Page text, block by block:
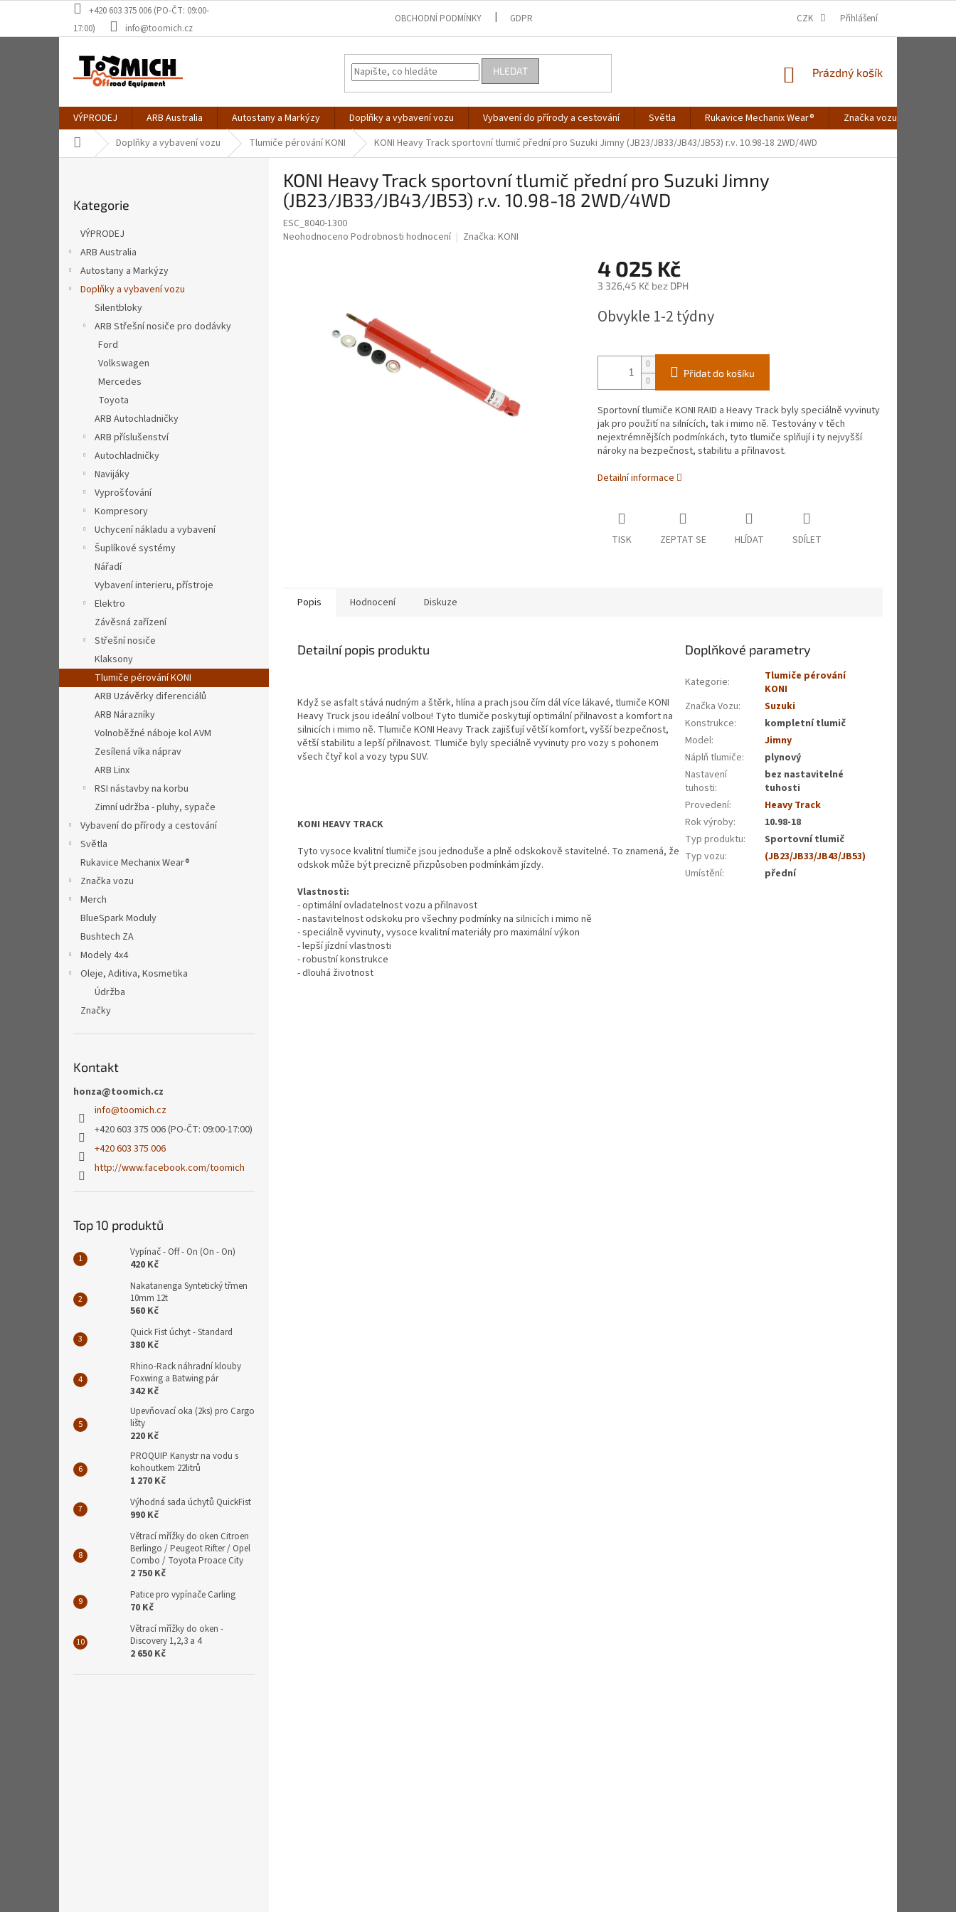
obsah
+420 603 375 006 (PO-ČT: 09:00-
17:00)
info@toomich.cz
OBCHODNÍ PODMÍNKY GDPR CZK Přihlášení
HLEDAT
NÁKUPNÍ
Prázdný košík
VÝPRODEJ ARB Australia Autostany a Markýzy Doplňky a vybavení vozu Vybavení do přírody a cestování Světla Rukavice Mechanix Wear® Značka vozu
Domů Doplňky a vybavení vozu Tlumiče pérování KONI KONI Heavy Track sportovní tlumič přední pro Suzuki Jimny (JB23/JB33/JB43/JB53) r.v. 10.98-18 2WD/4WD
kategorie
Kategorie
VÝPRODEJ
ARB Australia
Autostany a Markýzy
Doplňky a vybavení vozu
Silentbloky
ARB Střešní nosiče pro dodávky
Ford
Volkswagen
Mercedes
Toyota
ARB Autochladničky
ARB příslušenství
Autochladničky
Navijáky
Vyprošťování
Kompresory
Uchycení nákladu a vybavení
Šuplíkové systémy
Nářadí
Vybavení interieru, přístroje
Elektro
Závěsná zařízení
Střešní nosiče
Klaksony
Tlumiče pérování KONI
ARB Uzávěrky diferenciálů
ARB Nárazníky
Volnoběžné náboje kol AVM
Zesílená víka náprav
ARB Linx
RSI nástavby na korbu
Zimní udržba - pluhy, sypače
Vybavení do přírody a cestování
Světla
Rukavice Mechanix Wear®
Značka vozu
Merch
BlueSpark Moduly
Bushtech ZA
Modely 4x4
Oleje, Aditiva, Kosmetika
Údržba
Značky
Kontakt
honza@toomich.cz
info@toomich.cz
+420 603 375 006 (PO-ČT: 09:00-17:00)
+420 603 375 006
http://www.facebook.com/toomich
Top 10 produktů
Vypínač - Off - On (On - On)
420 Kč
Nakatanenga Syntetický třmen
10mm 12t
560 Kč
Quick Fist úchyt - Standard
380 Kč
Rhino-Rack náhradní klouby
Foxwing a Batwing pár
342 Kč
Upevňovací oka (2ks) pro Cargo
lišty
220 Kč
PROQUIP Kanystr na vodu s
kohoutkem 22litrů
1 270 Kč
Výhodná sada úchytů QuickFist
990 Kč
Větrací mřížky do oken Citroen
Berlingo / Peugeot Rifter / Opel
Combo / Toyota Proace City
2 750 Kč
Patice pro vypínače Carling
70 Kč
Větrací mřížky do oken -
Discovery 1,2,3 a 4
2 650 Kč
KONI Heavy Track sportovní tlumič přední pro Suzuki Jimny
(JB23/JB33/JB43/JB53) r.v. 10.98-18 2WD/4WD
ESC_8040-1300
Průměrné
Neohodnoceno Podrobnosti hodnocení Značka: KONI
4 025 Kč
3 326,45 Kč bez DPH
cena:
Obvykle 1-2 týdny
Přidat do košíku
Sportovní tlumiče KONI RAID a Heavy Track byly speciálně vyvinuty
jak pro použití na silnících, tak i mimo ně. Testovány v těch
nejextrémnějších podmínkách, tyto tlumiče splňují i ty nejvyšší
nároky na bezpečnost, stabilitu a přilnavost.
Detailní informace
TISK ZEPTAT SE HLÍDAT SDÍLET
Popis Hodnocení Diskuze
Detailní popis produktu
Když se asfalt stává nudným a štěrk, hlína a prach jsou čím dál více lákavé, tlumiče KONI
Heavy Truck jsou ideální volbou! Tyto tlumiče poskytují optimální přilnavost a komfort na
silnicích i mimo ně. Tlumiče KONI Heavy Track zajišťují větší komfort, vyšší bezpečnost,
větší stabilitu a lepší přilnavost. Tlumiče byly speciálně vyvinuty pro vozy s pohonem
všech čtyř kol a vozy typu SUV.
KONI HEAVY TRACK
Tyto vysoce kvalitní tlumiče jsou jednoduše a plně odskokově stavitelné. To znamená, že
odskok může být precizně přizpůsoben podmínkám jízdy.
Vlastnosti:
- optimální ovladatelnost vozu a přilnavost
- nastavitelnost odskoku pro všechny podmínky na silnicích i mimo ně
- speciálně vyvinuty, vysoce kvalitní materiály pro maximální výkon
- lepší jízdní vlastnosti
- robustní konstrukce
- dlouhá životnost
Doplňkové parametry
Kategorie:
Tlumiče pérování
KONI
Značka Vozu:
Suzuki
Konstrukce:
kompletní tlumič
Model:
Jimny
Náplň tlumiče:
plynový
Nastavení
tuhosti:
bez nastavitelné
tuhosti
Provedení:
Heavy Track
Rok výroby:
10.98-18
Typ produktu:
Sportovní tlumič
Typ vozu:
(JB23/JB33/JB43/JB53)
Umístění: přední